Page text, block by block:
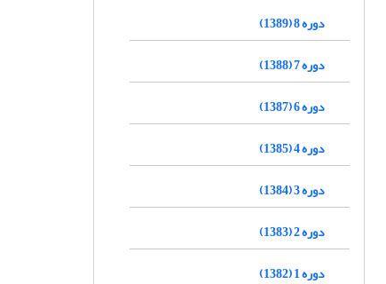
دوره 8 (1389)
دوره 7 (1388)
دوره 6 (1387)
دوره 4 (1385)
دوره 3 (1384)
دوره 2 (1383)
دوره 1 (1382)